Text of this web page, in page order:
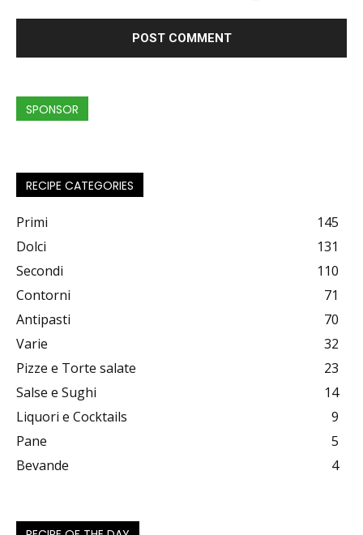
SPONSOR
RECIPE CATEGORIES
Primi
145
Dolci
131
Secondi
110
Contorni
71
Antipasti
70
Varie
32
Pizze e Torte salate
23
Salse e Sughi
14
Liquori e Cocktails
9
Pane
5
Bevande
4